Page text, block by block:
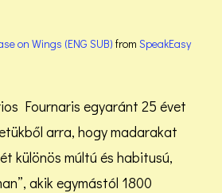
on Wings (ENG SUB) from SpeakEasy
Fournaris egyaránt 25 évet
arra, hogy madarakat
különös múltú és habitusú,
akik egymástól 1800